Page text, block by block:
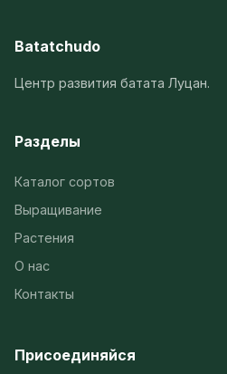
Batatchudo
Центр развития батата Луцан.
Разделы
Каталог сортов
Выращивание
Растения
О нас
Контакты
Присоединяйся